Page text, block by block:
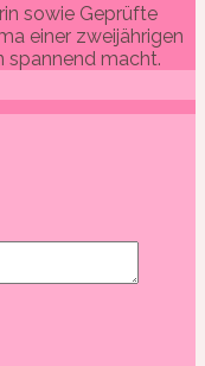
sowie Geprüfte
einer zweijährigen
spannend macht.